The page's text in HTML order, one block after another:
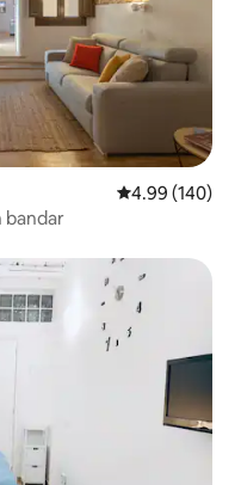
Penarafan
4.99 (140)
bandar